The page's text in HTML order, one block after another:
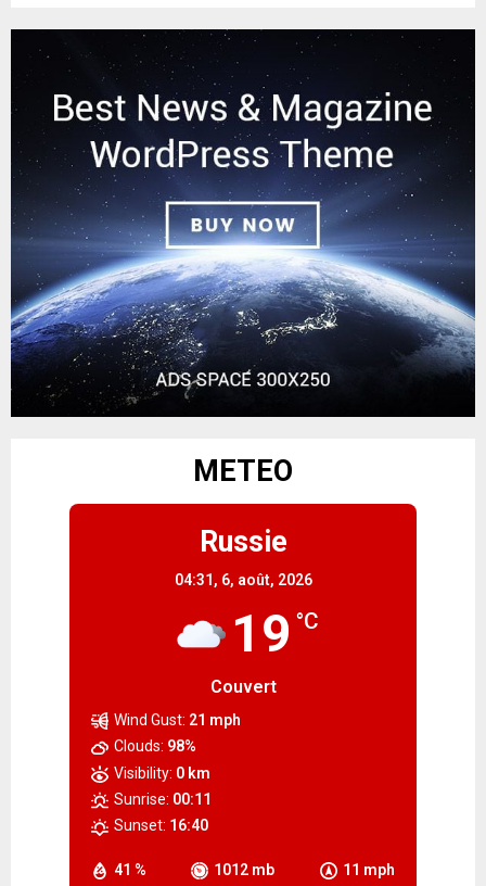
METEO
Russie
04:31, 6, août, 2026
19 °C
Couvert
41 % 1012 mb 11 mph
Wind Gust: 21 mph
Clouds: 98%
Visibility: 0 km
Sunrise: 00:11
Sunset: 16:40